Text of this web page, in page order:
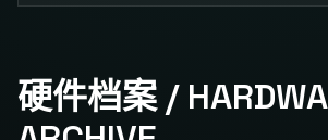
硬件档案 /